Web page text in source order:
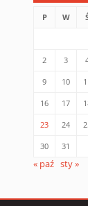
P W
2 3
9 10
16 17
23 24
30 31
« paź sty »